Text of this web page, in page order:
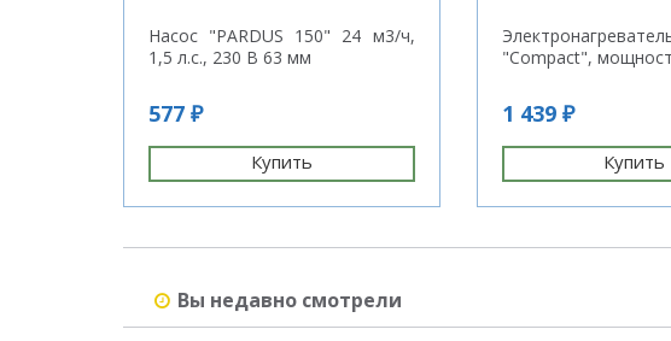
Насос "PARDUS 150" 24 м3/ч,
1,5 л.с., 230 В 63 мм
577 ₽
Купить
"Compact",
1 439 ₽
Купить
Вы недавно смотрели